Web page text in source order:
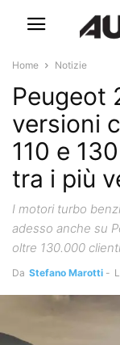
Home Notizie
Peugeot
versioni
110 e
tra i più
I motori turbo
adesso anche su
oltre 130.000
Da Stefano Marotti -